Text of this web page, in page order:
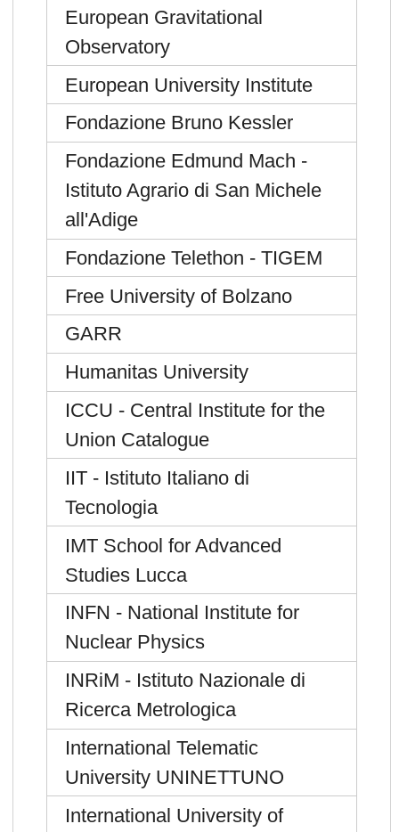
European Gravitational
Observatory
European University Institute
Fondazione Bruno Kessler
Fondazione Edmund Mach -
Istituto Agrario di San Michele
all'Adige
Fondazione Telethon - TIGEM
Free University of Bolzano
GARR
Humanitas University
ICCU - Central Institute for the
Union Catalogue
IIT - Istituto Italiano di
Tecnologia
IMT School for Advanced
Studies Lucca
INFN - National Institute for
Nuclear Physics
INRiM - Istituto Nazionale di
Ricerca Metrologica
International Telematic
University UNINETTUNO
International University of